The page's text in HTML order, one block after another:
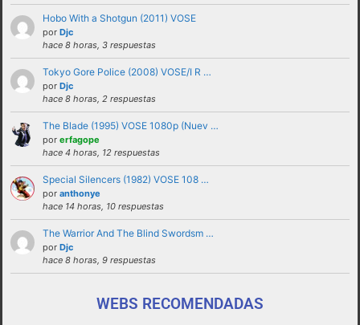
No revelar ni hacer público en el foro la
identidad o datos personales de ningún
participante sin su consentimiento, como por
ejemplo direcciones de email, ip’s externas,
etc
No enviar a los foros mensajes repetitivos
En el Lenguaje web, escribir con letras
mayusculas equivale a gritar, si no es esa su
intención sugerimos que lo evite.
Cualquier usuario que altere el buen
funcionamiento del foro mediante reiteradas
quejas, desprecio a los moderadores y/o a la
administración o las normas de uso del foro
Hobo With a Shotgun (2011) VOSE
por Djc
hace 8 horas, 3 respuestas
Tokyo Gore Police (2008) VOSE/I R …
por Djc
hace 8 horas, 2 respuestas
The Blade (1995) VOSE 1080p (Nuev …
por erfagope
hace 4 horas, 12 respuestas
Special Silencers (1982) VOSE 108 …
por anthonye
hace 14 horas, 10 respuestas
The Warrior And The Blind Swordsm …
por Djc
hace 8 horas, 9 respuestas
WEBS RECOMENDADAS